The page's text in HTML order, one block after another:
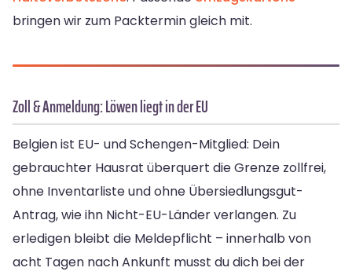
bringen wir zum Packtermin gleich mit.
Zoll & Anmeldung: Löwen liegt in der EU
Belgien ist EU- und Schengen-Mitglied: Dein
gebrauchter Hausrat überquert die Grenze zollfrei,
ohne Inventarliste und ohne Übersiedlungsgut-
Antrag, wie ihn Nicht-EU-Länder verlangen. Zu
erledigen bleibt die Meldepflicht – innerhalb von
acht Tagen nach Ankunft musst du dich bei der